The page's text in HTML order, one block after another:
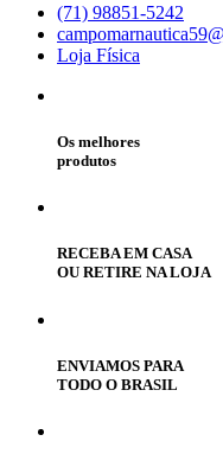
(71) 98851-5242
Loja Física
Os melhores
produtos
RECEBA EM CASA
OU RETIRE NA LOJA
ENVIAMOS PARA
TODO O BRASIL